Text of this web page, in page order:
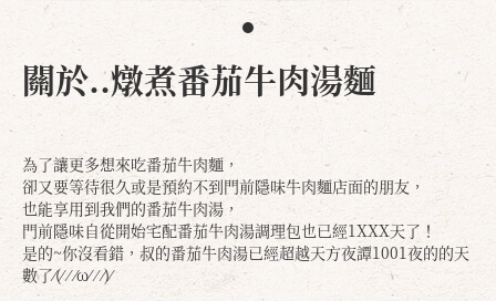
關於..燉煮番茄牛肉湯麵
為了讓更多想來吃番茄牛肉麵，
卻又要等待很久或是預約不到門前隱味牛肉麵店面的朋友，
也能享用到我們的番茄牛肉湯，
門前隱味自從開始宅配番茄牛肉湯調理包也已經1XXX天了！
是的~你沒看錯，叔的番茄牛肉湯已經超越天方夜譚1001夜的的天
數了⁄(⁄ ⁄ ⁄ω⁄ ⁄ ⁄)⁄